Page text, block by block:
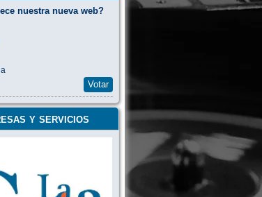
nuestra nueva web?
Votar
y servicios